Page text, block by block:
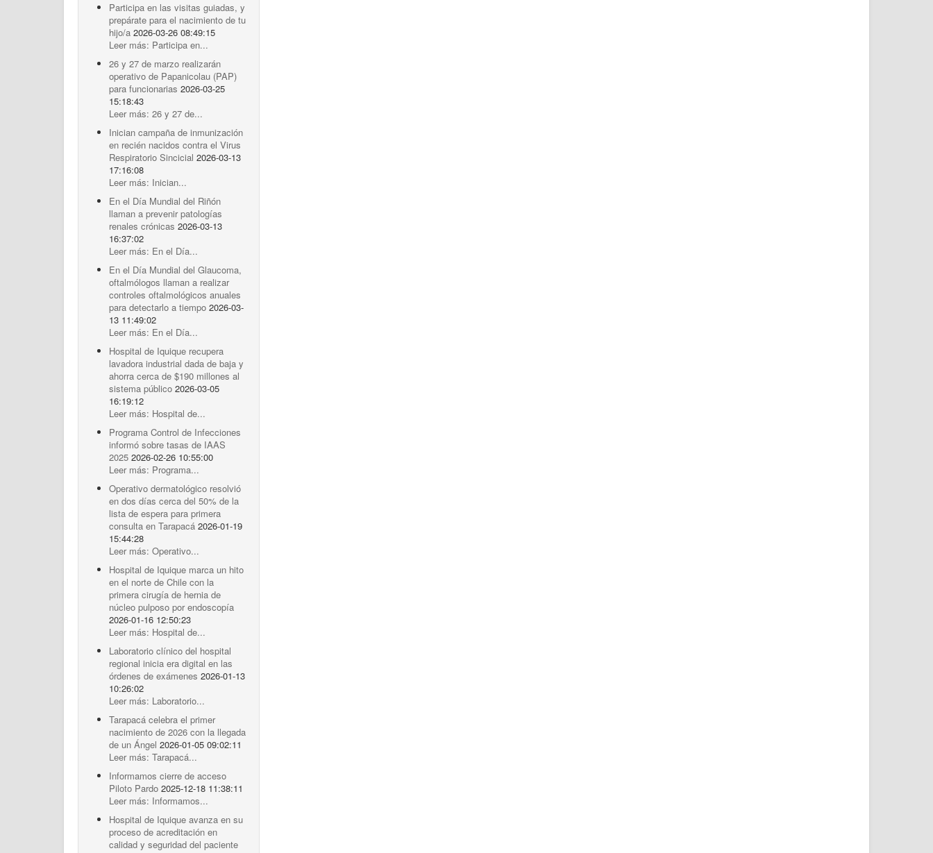
Participa en las visitas guiadas, y
prepárate para el nacimiento de tu
hijo/a 2026-03-26 08:49:15
Leer más: Participa en...
26 y 27 de marzo realizarán
operativo de Papanicolau (PAP)
para funcionarias 2026-03-25
15:18:43
Leer más: 26 y 27 de...
Inician campaña de inmunización
en recién nacidos contra el Virus
Respiratorio Sincicial 2026-03-13
17:16:08
Leer más: Inician...
En el Día Mundial del Riñón
llaman a prevenir patologías
renales crónicas 2026-03-13
16:37:02
Leer más: En el Día...
En el Día Mundial del Glaucoma,
oftalmólogos llaman a realizar
controles oftalmológicos anuales
para detectarlo a tiempo 2026-03-
13 11:49:02
Leer más: En el Día...
Hospital de Iquique recupera
lavadora industrial dada de baja y
ahorra cerca de $190 millones al
sistema público 2026-03-05
16:19:12
Leer más: Hospital de...
Programa Control de Infecciones
informó sobre tasas de IAAS
2025 2026-02-26 10:55:00
Leer más: Programa...
Operativo dermatológico resolvió
en dos días cerca del 50% de la
lista de espera para primera
consulta en Tarapacá 2026-01-19
15:44:28
Leer más: Operativo...
Hospital de Iquique marca un hito
en el norte de Chile con la
primera cirugía de hernia de
núcleo pulposo por endoscopía
2026-01-16 12:50:23
Leer más: Hospital de...
Laboratorio clínico del hospital
regional inicia era digital en las
órdenes de exámenes 2026-01-13
10:26:02
Leer más: Laboratorio...
Tarapacá celebra el primer
nacimiento de 2026 con la llegada
de un Ángel 2026-01-05 09:02:11
Leer más: Tarapacá...
Informamos cierre de acceso
Piloto Pardo 2025-12-18 11:38:11
Leer más: Informamos...
Hospital de Iquique avanza en su
proceso de acreditación en
calidad y seguridad del paciente